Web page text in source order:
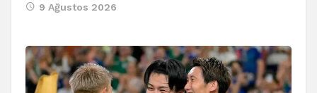
9 Ağustos 2026